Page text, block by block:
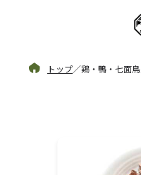
トップ／鶏・鴨・七面鳥